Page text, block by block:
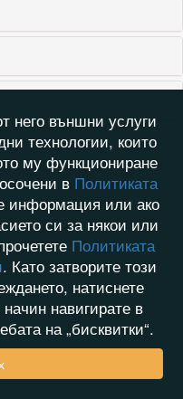
него външни услуги
технологии, които
му функциониране
в Политиката
информация или ако
си за някои или
Политиката
. Като затворите този
натиснете
навигирате в
на „бисквитки“.